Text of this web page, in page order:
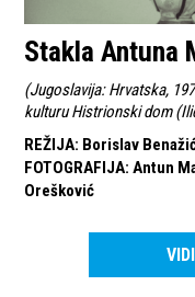
Stakla Antuna
(Jugoslavija: Hrvatska,
kulturu Histrionski dom
REŽIJA: Borislav
FOTOGRAFIJA: Antun
Orešković